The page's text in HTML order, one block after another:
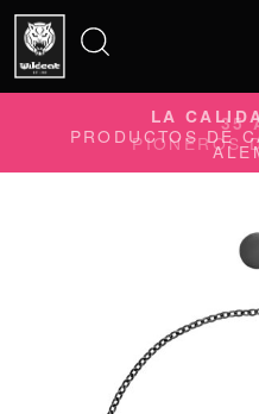
LA
PRODUCTOS DE